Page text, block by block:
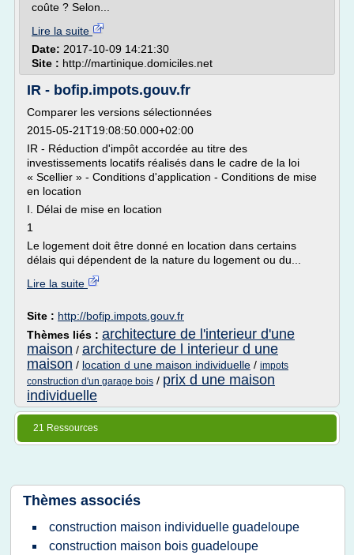
coûte ? Selon...
Lire la suite
Date: 2017-10-09 14:21:30
Site : http://martinique.domiciles.net
IR - bofip.impots.gouv.fr
Comparer les versions sélectionnées
2015-05-21T19:08:50.000+02:00
IR - Réduction d'impôt accordée au titre des
investissements locatifs réalisés dans le cadre de la loi
« Scellier » - Conditions d'application - Conditions de mise
en location
I. Délai de mise en location
1
Le logement doit être donné en location dans certains
délais qui dépendent de la nature du logement ou du...
Lire la suite
Site : http://bofip.impots.gouv.fr
Thèmes liés : architecture de l'interieur d'une
maison / architecture de l interieur d une
maison / location d une maison individuelle / impots
construction d'un garage bois / prix d une maison
individuelle
21 Ressources
Thèmes associés
construction maison individuelle guadeloupe
construction maison bois guadeloupe